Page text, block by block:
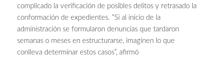
complicado la verificación de posibles delitos y retrasado la
conformación de expedientes. “Si al inicio de la
administración se formularon denuncias que tardaron
semanas o meses en estructurarse, imaginen lo que
conlleva determinar estos casos”, afirmó